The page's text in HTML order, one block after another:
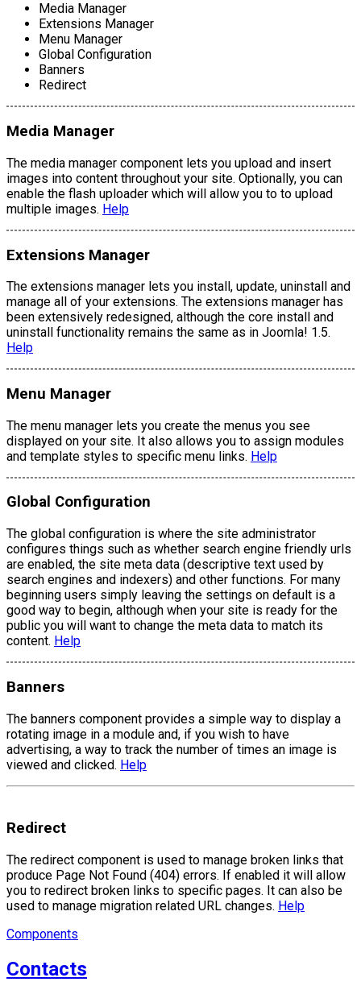
Media Manager
Extensions Manager
Menu Manager
Global Configuration
Banners
Redirect
Media Manager
The media manager component lets you upload and insert
images into content throughout your site. Optionally, you can
enable the flash uploader which will allow you to to upload
multiple images. Help
Extensions Manager
The extensions manager lets you install, update, uninstall and
manage all of your extensions. The extensions manager has
been extensively redesigned, although the core install and
uninstall functionality remains the same as in Joomla! 1.5.
Help
Menu Manager
The menu manager lets you create the menus you see
displayed on your site. It also allows you to assign modules
and template styles to specific menu links. Help
Global Configuration
The global configuration is where the site administrator
configures things such as whether search engine friendly urls
are enabled, the site meta data (descriptive text used by
search engines and indexers) and other functions. For many
beginning users simply leaving the settings on default is a
good way to begin, although when your site is ready for the
public you will want to change the meta data to match its
content. Help
Banners
The banners component provides a simple way to display a
rotating image in a module and, if you wish to have
advertising, a way to track the number of times an image is
viewed and clicked. Help
Redirect
The redirect component is used to manage broken links that
produce Page Not Found (404) errors. If enabled it will allow
you to redirect broken links to specific pages. It can also be
used to manage migration related URL changes. Help
Components
Contacts